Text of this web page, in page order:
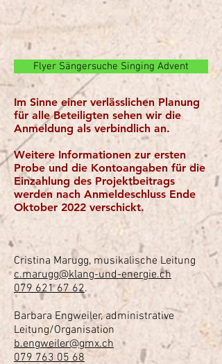
Flyer Sängersuche Singing Advent
Im Sinne einer verlässlichen Planung
für alle Beteiligten sehen wir die
Anmeldung als verbindlich an.
Weitere Informationen zur ersten
Probe und die Kontoangaben für die
Einzahlung des Projektbeitrags
werden nach Anmeldeschluss Ende
Oktober 2022 verschickt.
Cristina Marugg, musikalische Leitung
c.marugg@klang-und-energie.ch
079 621 67 62.
Barbara Engweiler, administrative
Leitung/Organisation
b.engweiler@gmx.ch
079 763 05 68